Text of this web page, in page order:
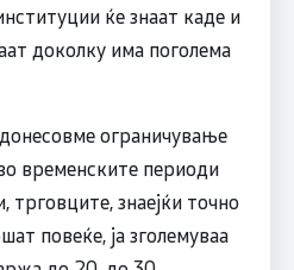
ќе знаат каде и
доколку има поголема
ограничување
временските периоди
трговците, знаејќи точно
повеќе, ја зголемуваа